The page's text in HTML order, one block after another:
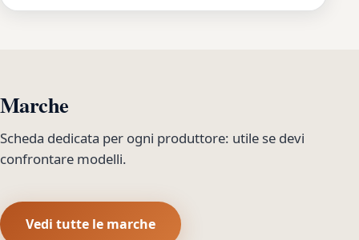
Marche
Scheda dedicata per ogni produttore: utile se devi
confrontare modelli.
Vedi tutte le marche